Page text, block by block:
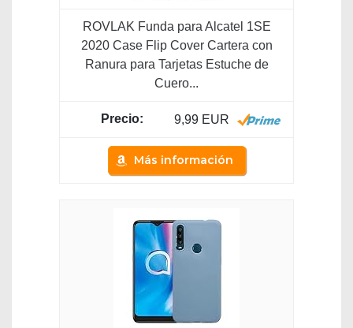
ROVLAK Funda para Alcatel 1SE
2020 Case Flip Cover Cartera con
Ranura para Tarjetas Estuche de
Cuero...
9,99 EUR
Más información